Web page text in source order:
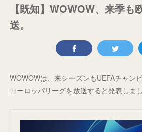
【既知】WOWOW、来季も
送。
WOWOWは、来シーズンもUEFAチャン
ヨーロッパリーグを放送すると発表しまし